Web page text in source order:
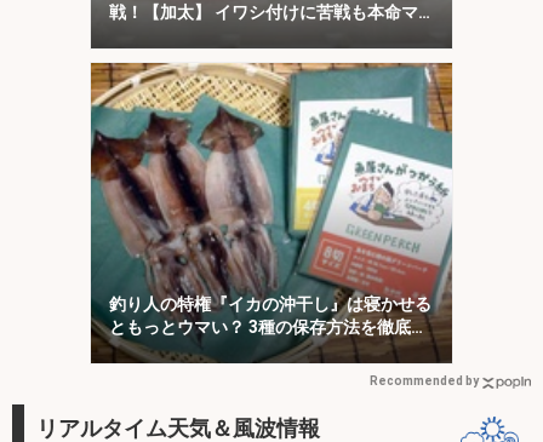
戦！【加太】 イワシ付けに苦戦も本命マ
釣り人の特権『イカの沖干し』は寝かせる
ともっとウマい？ 3種の保存方法を徹底検
証
Recommended by
リアルタイム天気＆風波情報